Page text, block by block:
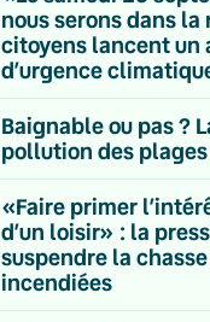
nous serons dans la
citoyens lancent un
d’urgence
Baignable ou pas ?
pollution des
«Faire primer
d’un loisir» : la
suspendre la
incendiées